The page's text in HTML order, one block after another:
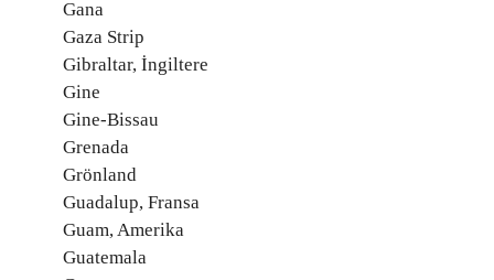
Gana
Gaza Strip
Gibraltar, İngiltere
Gine
Gine-Bissau
Grenada
Grönland
Guadalup, Fransa
Guam, Amerika
Guatemala